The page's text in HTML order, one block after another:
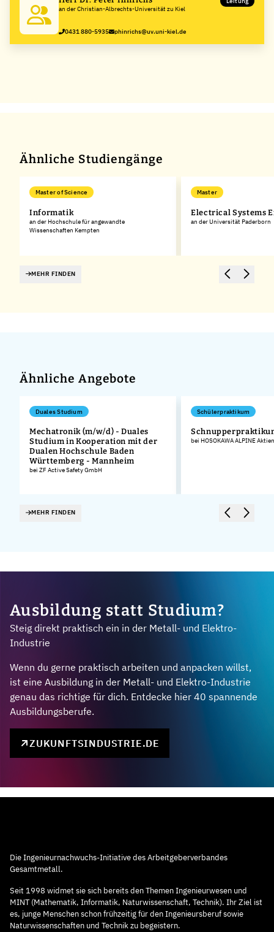
an der Christian-Albrechts-Universität zu Kiel
0431 880-5935 phinrichs@uv.uni-kiel.de
Ähnliche Studiengänge
Master of Science
Informatik
an der Hochschule für angewandte
Wissenschaften Kempten
Master
Electrical Systems
an der Universität Paderborn
MEHR FINDEN
Ähnliche Angebote
Duales Studium
Mechatronik (m/w/d) - Duales
Studium in Kooperation mit der
Dualen Hochschule Baden
Württemberg - Mannheim
bei ZF Active Safety GmbH
Schülerpraktikum
bei HOSOKAWA ALPINE
MEHR FINDEN
Ausbildung statt Studium?
Steig direkt praktisch ein in der Metall- und Elektro-
Industrie
Wenn du gerne praktisch arbeiten und anpacken willst,
ist eine Ausbildung in der Metall- und Elektro-Industrie
genau das richtige für dich. Entdecke hier 40 spannende
Ausbildungsberufe.
ZUKUNFTSINDUSTRIE.DE
Die Ingenieurnachwuchs-Initiative des Arbeitgeberverbandes
Gesamtmetall.
Seit 1998 widmet sie sich bereits den Themen Ingenieurwesen und
MINT (Mathematik, Informatik, Naturwissenschaft, Technik). Ihr Ziel ist
es, junge Menschen schon frühzeitig für den Ingenieursberuf sowie
Naturwissenschaften und Technik zu begeistern.